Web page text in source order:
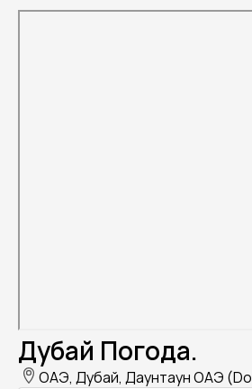
Дубай Погода.
ОАЭ, Дубай, Даунтаун ОАЭ